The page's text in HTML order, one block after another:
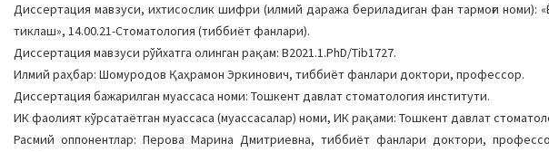
Диссертация мавзуси, ихтисослик шифри (илмий даража бериладиган фан тармоғи номи):
тиклаш», 14.00.21-Стоматология (тиббиёт фанлари).
Диссертация мавзуси рўйхатга олинган рақам: B2021.1.PhD/Tib1727.
Илмий раҳбар: Шомуродов Қаҳрамон Эркинович, тиббиёт фанлари доктори, профессор.
Диссертация бажарилган муассаса номи: Тошкент давлат стоматология институти.
ИК фаолият кўрсатаётган муассаса (муассасалар) номи, ИК рақами: Тошкент давлат
Расмий оппонентлар: Перова Марина Дмитриевна, тиббиёт фанлари доктори,